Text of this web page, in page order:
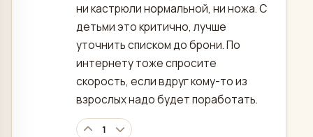
ни кастрюли нормальной, ни ножа. С
детьми это критично, лучше
уточнить списком до брони. По
интернету тоже спросите
скорость, если вдруг кому-то из
взрослых надо будет поработать.
1